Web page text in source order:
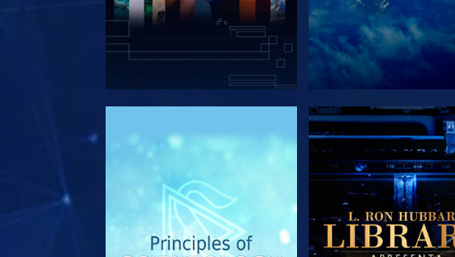
EXPLORE A SÉRIE EXPLORE A SÉRIE